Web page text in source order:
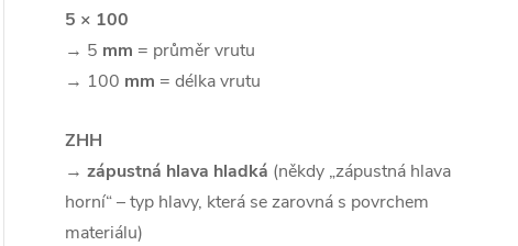
5 × 100
→ 5 mm = průměr vrutu
→ 100 mm = délka vrutu
ZHH
→ zápustná hlava hladká (někdy „zápustná hlava
horní“ – typ hlavy, která se zarovná s povrchem
materiálu)